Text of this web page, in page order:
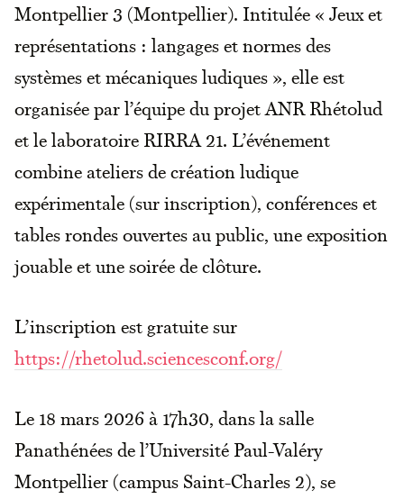
Montpellier 3 (Montpellier). Intitulée « Jeux et
représentations : langages et normes des
systèmes et mécaniques ludiques », elle est
organisée par l’équipe du projet ANR Rhétolud
et le laboratoire RIRRA 21. L’événement
combine ateliers de création ludique
expérimentale (sur inscription), conférences et
tables rondes ouvertes au public, une exposition
jouable et une soirée de clôture.
L’inscription est gratuite sur
https://rhetolud.sciencesconf.org/
Le 18 mars 2026 à 17h30, dans la salle
Panathénées de l’Université Paul-Valéry
Montpellier (campus Saint-Charles 2), se